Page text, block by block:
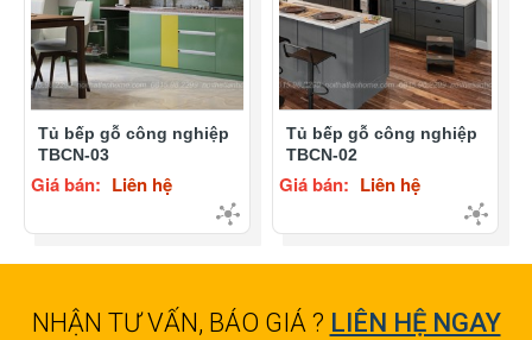
Tủ bếp gỗ công nghiệp
TBCN-03
Giá bán: Liên hệ
Tủ bếp gỗ công nghiệp
TBCN-02
Giá bán: Liên hệ
NHẬN TƯ VẤN, BÁO GIÁ ? LIÊN HỆ NGAY